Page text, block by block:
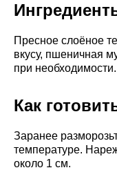
Пресное слоёное
вкусу, пшеничная
при необходимости.
Как
Заранее
температуре.
около 1 см.